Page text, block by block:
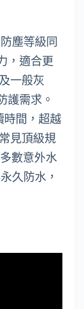
塵等級同
，適合更
一般灰
護需求。
時間，超越
見頂級規
數意外水
久防水，